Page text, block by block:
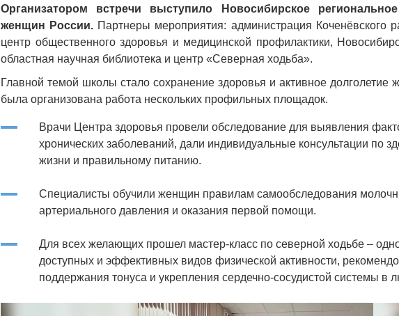
Организатором встречи выступило Новосибирское
женщин России. Партнеры мероприятия: администрация Коченёвского
центр общественного здоровья и медицинской профилактики,
областная научная библиотека и центр «Северная ходьба».
Главной темой школы стало сохранение здоровья и активное долголетие
была организована работа нескольких профильных площадок.
Врачи Центра здоровья провели обследование для выявления
хронических заболеваний, дали индивидуальные консультации по
жизни и правильному питанию.
Специалисты обучили женщин правилам самообследования
артериального давления и оказания первой помощи.
Для всех желающих прошел мастер-класс по северной ходьбе –
доступных и эффективных видов физической активности,
поддержания тонуса и укрепления сердечно-сосудистой системы в